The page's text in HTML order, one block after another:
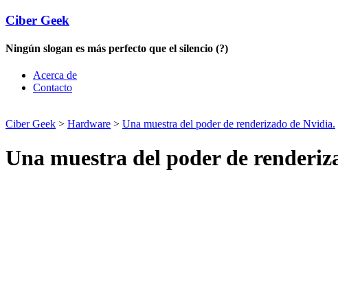
Ciber Geek
Ningún slogan es más perfecto que el silencio (?)
Acerca de
Contacto
Ciber Geek > Hardware > Una muestra del poder de renderizado de Nvidia.
Una muestra del poder de